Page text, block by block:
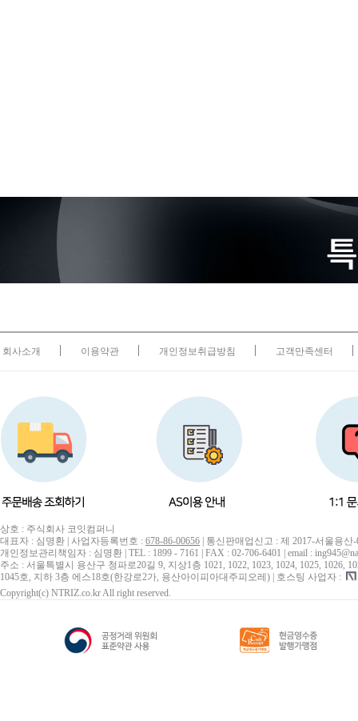
회사소개 이용약관 개인정보취급방침 고객만족센터
상호 : 주식회사 코잇컴퍼니
대표자 : 심명환 | 사업자등록번호 : 678-86-00656 | 통신판매업신고 : 제 2017-서울용산
개인정보관리책임자 : 심명환 | TEL : 1899 - 7161 | FAX : 02-706-6401 | email :
주소 : 서울특별시 용산구 청파로20길 9, 지상1층 1021, 1022, 1023, 1024, 1025, 1026,
1045호, 지하 3층 에스18호(한강로2가, 용산아이피아대주피오레) | 호스팅 사업자 :
Copyright(c) NTRIZ.co.kr All right reserved.